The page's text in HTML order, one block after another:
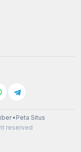
• Peta Situs
reserved